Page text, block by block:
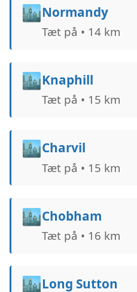
🏙️Normandy
Tæt på • 14 km
🏙️Knaphill
Tæt på • 15 km
🏙️Charvil
Tæt på • 15 km
🏙️Chobham
Tæt på • 16 km
🏙️Long Sutton